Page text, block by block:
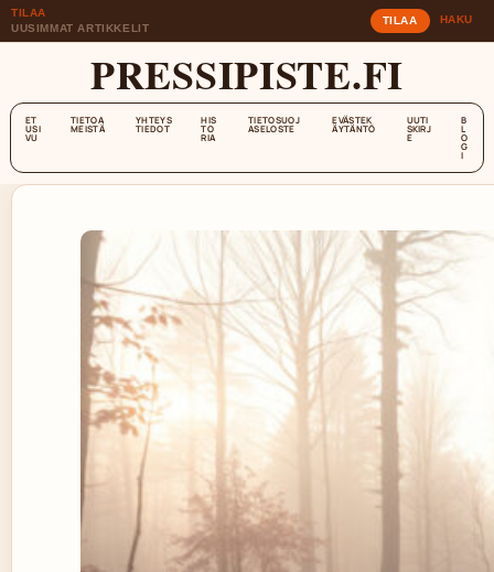
TILAA
UUSIMMAT ARTIKKELIT
TILAA HAKU
PRESSIPISTE.FI
ET
USI
VU
TIETOA
MEISTÄ
YHTEYS
TIEDOT
HIS
TO
RIA
TIETOSUOJ
ASELOSTE
EVÄSTEK
ÄYTÄNTÖ
UUTI
SKIRJ
E
B
L
O
G
I